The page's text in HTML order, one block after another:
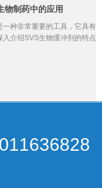
物制药中的应用
种非常重要的工具，它具有
介绍SVS生物缓冲剂的特点